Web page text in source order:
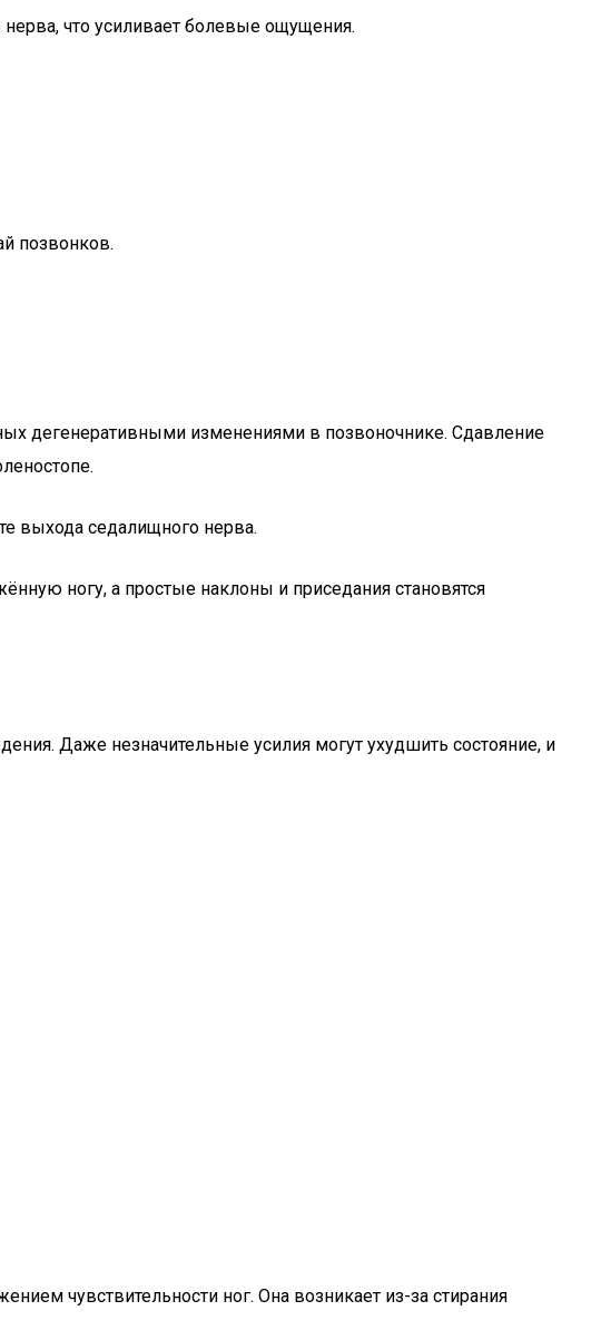
что усиливает болевые ощущения.
позвонков.
дегенеративными изменениями в позвоночнике. Сдавление
выхода седалищного нерва.
ногу, а простые наклоны и приседания становятся
Даже незначительные усилия могут ухудшить состояние, и
чувствительности ног. Она возникает из-за стирания